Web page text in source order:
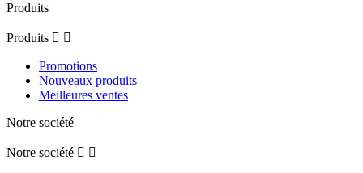
Produits
Produits  
Promotions
Nouveaux produits
Meilleures ventes
Notre société
Notre société  